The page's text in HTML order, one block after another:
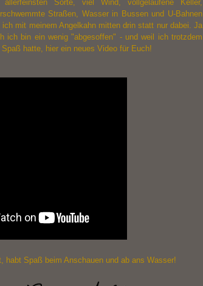
allerfeinsten Sorte, viel Wind, vollgelaufene Keller,
Straßen, Wasser in Bussen und U-Bahnen
ich mit meinem Angelkahn mitten drin statt nur dabei. Ja
ich bin ein wenig "abgesoffen" - und weil ich trotzdem
hatte, hier ein neues Video für Euch!
habt Spaß beim Anschauen und ab ans Wasser!